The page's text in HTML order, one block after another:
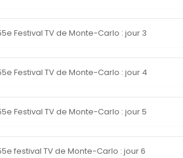
Festival TV de Monte-Carlo : jour 3
Festival TV de Monte-Carlo : jour 4
Festival TV de Monte-Carlo : jour 5
festival TV de Monte-Carlo : jour 6